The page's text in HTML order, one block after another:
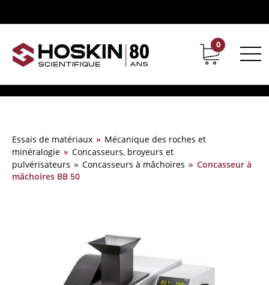
Support Carrières chez Hoskin
0
Essais de matériaux » Mécanique des roches et
minéralogie » Concasseurs, broyeurs et
pulvérisateurs » Concasseurs à mâchoires » Concasseur à
mâchoires BB 50